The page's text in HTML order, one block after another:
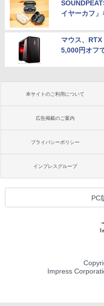
イヤーカフ
マウス、
5,000円オフ
本サイトのご利用について
広告掲載のご案内
プライバシーポリシー
インプレスグループ
PC
Impress